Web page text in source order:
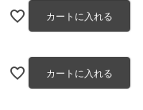
カートに入れる
カートに入れる